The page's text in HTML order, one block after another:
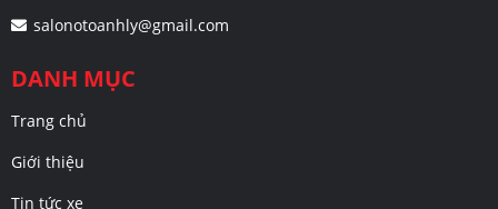
salonotoanhly@gmail.com
DANH MỤC
Trang chủ
Giới thiệu
Tin tức xe